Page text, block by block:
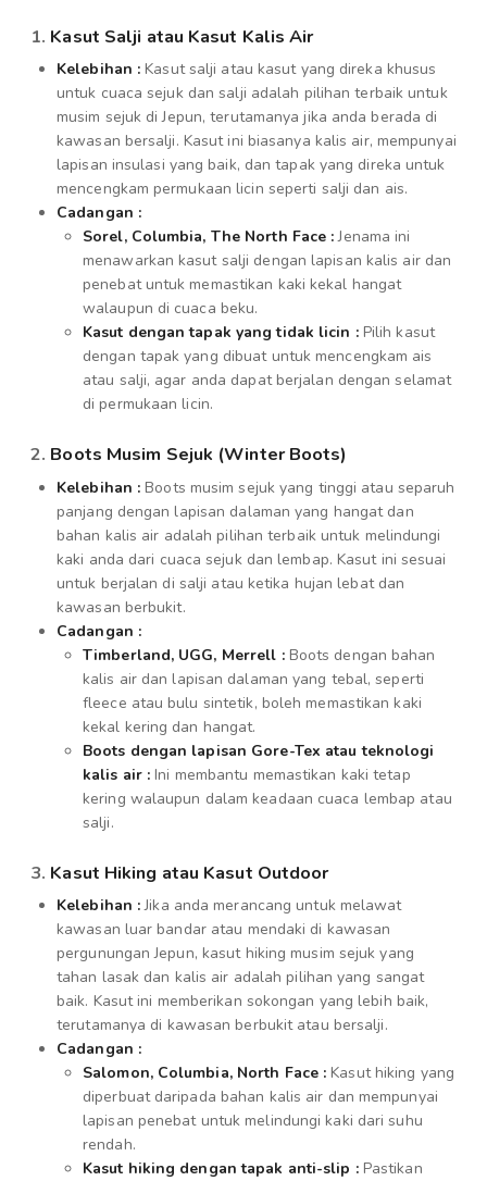
1. Kasut Salji atau Kasut Kalis Air
Kelebihan : Kasut salji atau kasut yang direka khusus
untuk cuaca sejuk dan salji adalah pilihan terbaik untuk
musim sejuk di Jepun, terutamanya jika anda berada di
kawasan bersalji. Kasut ini biasanya kalis air, mempunyai
lapisan insulasi yang baik, dan tapak yang direka untuk
mencengkam permukaan licin seperti salji dan ais.
Cadangan :
Sorel, Columbia, The North Face :Jenama ini
menawarkan kasut salji dengan lapisan kalis air dan
penebat untuk memastikan kaki kekal hangat
walaupun di cuaca beku.
Kasut dengan tapak yang tidak licin :Pilih kasut
dengan tapak yang dibuat untuk mencengkam ais
atau salji, agar anda dapat berjalan dengan selamat
di permukaan licin.
2. Boots Musim Sejuk (Winter Boots)
Kelebihan : Boots musim sejuk yang tinggi atau separuh
panjang dengan lapisan dalaman yang hangat dan
bahan kalis air adalah pilihan terbaik untuk melindungi
kaki anda dari cuaca sejuk dan lembap. Kasut ini sesuai
untuk berjalan di salji atau ketika hujan lebat dan
kawasan berbukit.
Cadangan :
Timberland, UGG, Merrell :Boots dengan bahan
kalis air dan lapisan dalaman yang tebal, seperti
fleece atau bulu sintetik, boleh memastikan kaki
kekal kering dan hangat.
Boots dengan lapisan Gore-Tex atau teknologi
kalis air : Ini membantu memastikan kaki tetap
kering walaupun dalam keadaan cuaca lembap atau
salji.
3. Kasut Hiking atau Kasut Outdoor
Kelebihan :Jika anda merancang untuk melawat
kawasan luar bandar atau mendaki di kawasan
pergunungan Jepun, kasut hiking musim sejuk yang
tahan lasak dan kalis air adalah pilihan yang sangat
baik. Kasut ini memberikan sokongan yang lebih baik,
terutamanya di kawasan berbukit atau bersalji.
Cadangan :
Salomon, Columbia, North Face : Kasut hiking yang
diperbuat daripada bahan kalis air dan mempunyai
lapisan penebat untuk melindungi kaki dari suhu
rendah.
Kasut hiking dengan tapak anti-slip :Pastikan